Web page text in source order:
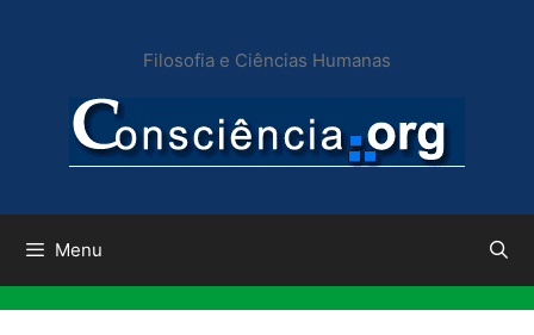
conteúdo
Filosofia e Ciências Humanas
Menu